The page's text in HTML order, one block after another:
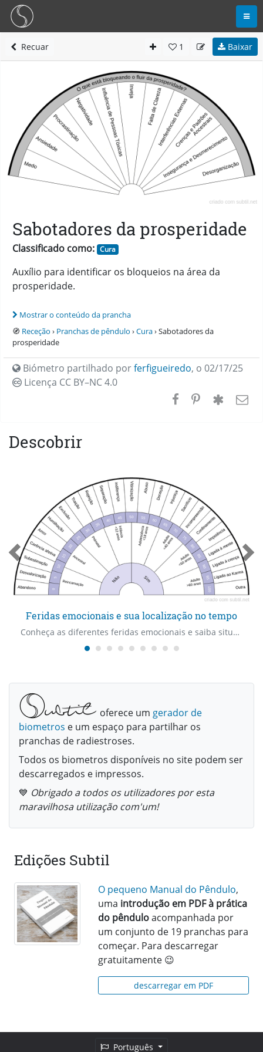
Recuar 1 Baixar
Sabotadores da prosperidade
Classificado como: Cura
Auxílio para identificar os bloqueios na área da
prosperidade.
Mostrar o conteúdo da prancha
🧭 Receção › Pranchas de pêndulo ›Cura› Sabotadores da
prosperidade
Biómetro partilhado porferfigueiredo, o 02/17/25
Licença CC BY–NC 4.0
Descobrir
Feridas emocionais e sua localização no tempo
Conheça as diferentes feridas emocionais e saiba situá-las no tempo. Qual é o tipo de ferida emocional que está na origem do atual desconforto? Com que idade ocorreu essa lesão ?
oferece um gerador de
biometros e um espaço para partilhar os
pranchas de radiestroses.
Todos os biometros disponíveis no site podem ser
descarregados e impressos.
💙 Obrigado a todos os utilizadores por esta
maravilhosa utilização com'um!
Edições Subtil
O pequeno Manual do Pêndulo,
uma introdução em PDF à prática
do pênduloacompanhada por
um conjunto de 19 pranchas para
começar. Para descarregar
gratuitamente 😉
descarregar em PDF
Português